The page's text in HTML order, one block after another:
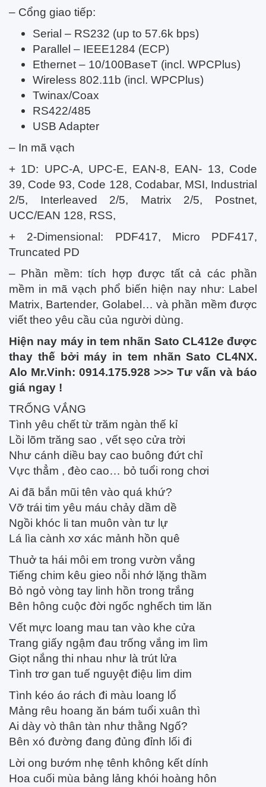
– Cổng giao tiếp:
Serial – RS232 (up to 57.6k bps)
Parallel – IEEE1284 (ECP)
Ethernet – 10/100BaseT (incl. WPCPlus)
Wireless 802.11b (incl. WPCPlus)
Twinax/Coax
RS422/485
USB Adapter
– In mã vạch
+ 1D: UPC-A, UPC-E, EAN-8, EAN- 13, Code
39, Code 93, Code 128, Codabar, MSI, Industrial
2/5, Interleaved 2/5, Matrix 2/5, Postnet,
UCC/EAN 128, RSS,
+ 2-Dimensional: PDF417, Micro PDF417,
Truncated PD
– Phần mềm: tích hợp được tất cả các phần
mềm in mã vạch phổ biến hiện nay như: Label
Matrix, Bartender, Golabel… và phần mềm được
viết theo yêu cầu của người dùng.
Hiện nay máy in tem nhãn Sato CL412e được
thay thế bởi máy in tem nhãn Sato CL4NX.
Alo Mr.Vinh: 0914.175.928 >>> Tư vấn và báo
giá ngay !
TRỐNG VẮNG
Tình yêu chết từ trăm ngàn thế kỉ
Lồi lõm trăng sao , vết sẹo cửa trời
Như cánh diều bay cao buông đứt chỉ
Vực thẳm , đèo cao… bỏ tuổi rong chơi
Ai đã bắn mũi tên vào quá khứ?
Vỡ trái tim yêu máu chảy dầm dề
Ngồi khóc li tan muôn vàn tư lự
Lá lìa cành xơ xác mảnh hồn quê
Thuở ta hái môi em trong vườn vắng
Tiếng chim kêu gieo nỗi nhớ lặng thầm
Bỏ ngỏ vòng tay linh hồn trong trắng
Bên hông cuộc đời ngốc nghếch tim lăn
Vết mực loang mau tan vào khe cửa
Trang giấy ngậm đau trống vắng im lìm
Giọt nắng thi nhau như là trút lửa
Tình trơ gan tuế nguyệt điệu lim dim
Tình kéo áo rách đi màu loang lổ
Mảng rêu hoang ăn bám tuổi xuân thì
Ai dày vò thân tàn như thằng Ngố?
Bên xó đường đang đủng đỉnh lối đi
Lời ong bướm nhẹ tênh không kết dính
Hoa cuối mùa bảng lảng khói hoàng hôn